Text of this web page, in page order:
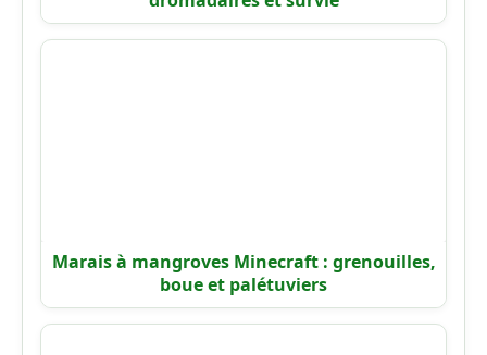
Marais à mangroves Minecraft : grenouilles,
boue et palétuviers